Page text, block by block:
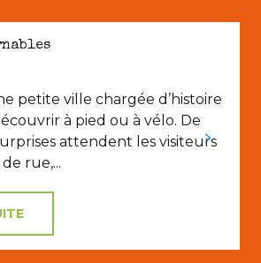
petite ville chargée d’histoire
à pied ou à vélo. De
attendent les visiteurs
rue,...